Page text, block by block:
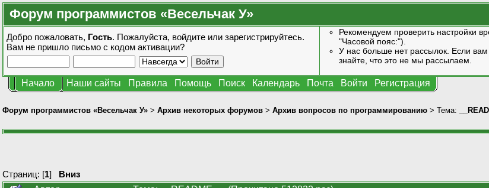
Форум программистов «Весельчак У»
Добро пожаловать, Гость. Пожалуйста, войдите или зарегистрируйтесь.
Вам не пришло письмо с кодом активации?
Рекомендуем проверить настройки
"Часовой пояс:").
У нас больше нет рассылок. Если
знайте, что это не мы рассылаем.
Начало Наши сайты Правила Помощь Поиск Календарь Почта Войти Регистрация
Форум программистов «Весельчак У» > Архив некоторых форумов > Архив вопросов по программированию > Тема:
Страниц: [1] Вниз